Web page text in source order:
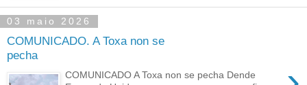
03 maio 2026
COMUNICADO. A Toxa non se
pecha
COMUNICADO A Toxa non se pecha Dende